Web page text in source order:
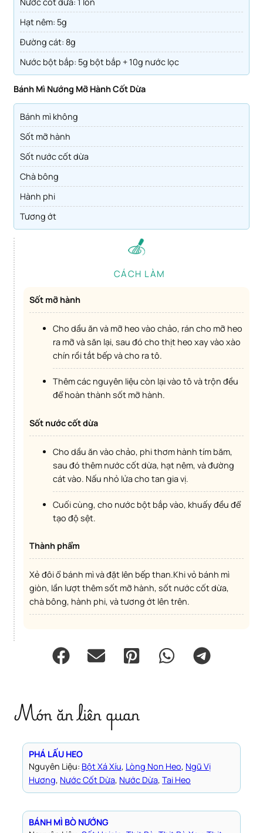
Nước cốt dừa: 1 lon
Hạt nêm: 5g
Đường cát: 8g
Nước bột bắp: 5g bột bắp + 10g nước lọc
Bánh Mì Nướng Mỡ Hành Cốt Dừa
Bánh mì không
Sốt mỡ hành
Sốt nước cốt dừa
Chà bông
Hành phi
Tương ớt
CÁCH LÀM
Sốt mỡ hành
Cho dầu ăn và mỡ heo vào chảo, rán cho mỡ heo
ra mỡ và săn lại, sau đó cho thịt heo xay vào xào
chín rồi tắt bếp và cho ra tô.
Thêm các nguyên liệu còn lại vào tô và trộn đều
để hoàn thành sốt mỡ hành.
Sốt nước cốt dừa
Cho dầu ăn vào chảo, phi thơm hành tím băm,
sau đó thêm nước cốt dừa, hạt nêm, và đường
cát vào. Nấu nhỏ lửa cho tan gia vị.
Cuối cùng, cho nước bột bắp vào, khuấy đều để
tạo độ sệt.
Thành phẩm
Xẻ đôi ổ bánh mì và đặt lên bếp than.Khi vỏ bánh mì
giòn, lần lượt thêm sốt mỡ hành, sốt nước cốt dừa,
chà bông, hành phi, và tương ớt lên trên.
Món ăn liên quan
PHÁ LẤU HEO
Nguyên Liệu: Bột Xá Xíu, Lòng Non Heo, Ngũ Vị
Hương, Nước Cốt Dừa, Nước Dừa, Tai Heo
BÁNH MÌ BÒ NƯỚNG